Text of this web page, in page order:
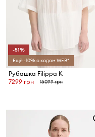
-51%
Ещё -10% с кодом WEB*
Рубашка Filippa K
7299 грн
15099 грн